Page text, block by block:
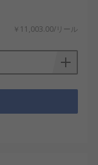
むタイプで
、建物間
していま
進むタイ
、機器間
￥11,003.00/リール